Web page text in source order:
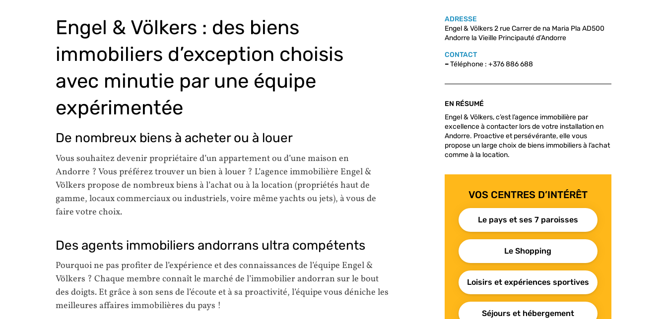
Engel & Völkers : des biens
immobiliers d’exception choisis
avec minutie par une équipe
expérimentée
De nombreux biens à acheter ou à louer
Vous souhaitez devenir propriétaire d’un appartement ou d’une maison en
Andorre ? Vous préférez trouver un bien à louer ? L’agence immobilière Engel &
Völkers propose de nombreux biens à l’achat ou à la location (propriétés haut de
gamme, locaux commerciaux ou industriels, voire même yachts ou jets), à vous de
faire votre choix.
Des agents immobiliers andorrans ultra compétents
Pourquoi ne pas profiter de l’expérience et des connaissances de l’équipe Engel &
Völkers ? Chaque membre connaît le marché de l’immobilier andorran sur le bout
des doigts. Et grâce à son sens de l’écoute et à sa proactivité, l’équipe vous déniche les
meilleures affaires immobilières du pays !
ADRESSE
Engel & Völkers 2 rue Carrer de na Maria Pla AD500
Andorre la Vieille Principauté d’Andorre
CONTACT
–Téléphone : +376 886 688
EN RÉSUMÉ
Engel & Völkers, c’est l’agence immobilière par
excellence à contacter lors de votre installation en
Andorre. Proactive et persévérante, elle vous
propose un large choix de biens immobiliers à l’achat
comme à la location.
VOS CENTRES D’INTÉRÊT
Le pays et ses 7 paroisses
Le Shopping
Loisirs et expériences sportives
Séjours et hébergement